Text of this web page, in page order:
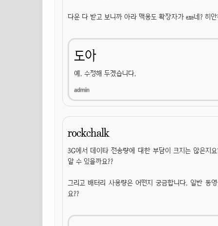
다운 다 받고 보니까 아라 맥용도 확장자가 exe네? 히
도아
예. 수정해 두겠습니다.
rockchalk
3G에서 데이타 전송량에 대한 부담이 크지는 않은지
알 수 있을까요??
그리고 배터리 사용량은 어떤지 궁금합니다. 일반 동
요??